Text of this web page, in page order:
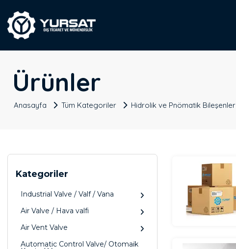
Ürünler
Anasayfa Tüm Kategoriler Hidrolik ve Pnömatik Bileşenler
Kategoriler
Industrial Valve / Valf / Vana
Air Valve / Hava valfi
Air Vent Valve
Automatic Control Valve/ Otomaik